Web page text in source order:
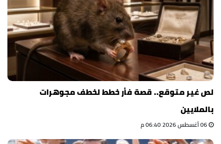
لص غير متوقع.. قصة فأر خطط لخطف مجوهرات
بالملايين